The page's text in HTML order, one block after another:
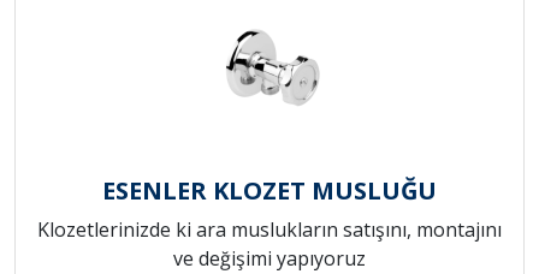
ESENLER KLOZET MUSLUĞU
Klozetlerinizde ki ara muslukların satışını, montajını
ve değişimi yapıyoruz